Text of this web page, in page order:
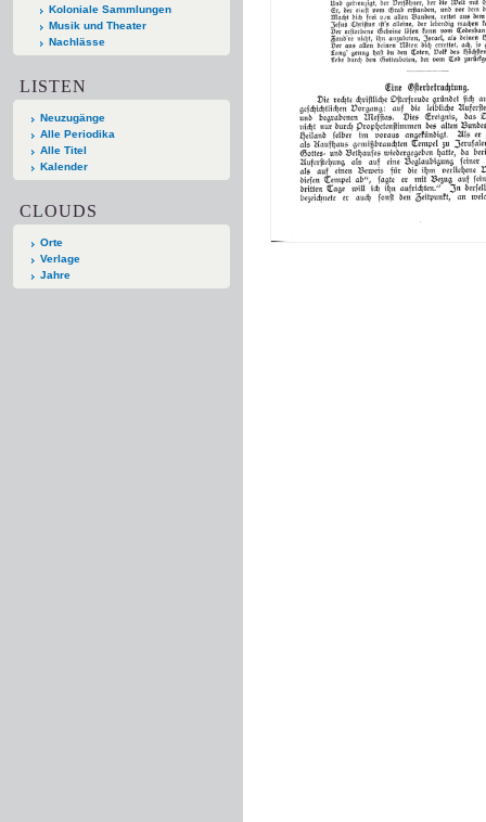
Koloniale Sammlungen
Musik und Theater
Nachlässe
LISTEN
Neuzugänge
Alle Periodika
Alle Titel
Kalender
CLOUDS
Orte
Verlage
Jahre